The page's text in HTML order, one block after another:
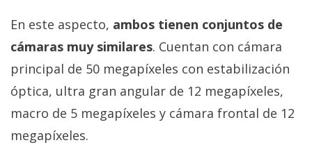
En este aspecto, ambos tienen conjuntos de
cámaras muy similares. Cuentan con cámara
principal de 50 megapíxeles con estabilización
óptica, ultra gran angular de 12 megapíxeles,
macro de 5 megapíxeles y cámara frontal de 12
megapíxeles.